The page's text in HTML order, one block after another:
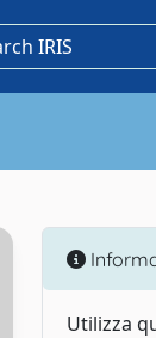
Utilizza